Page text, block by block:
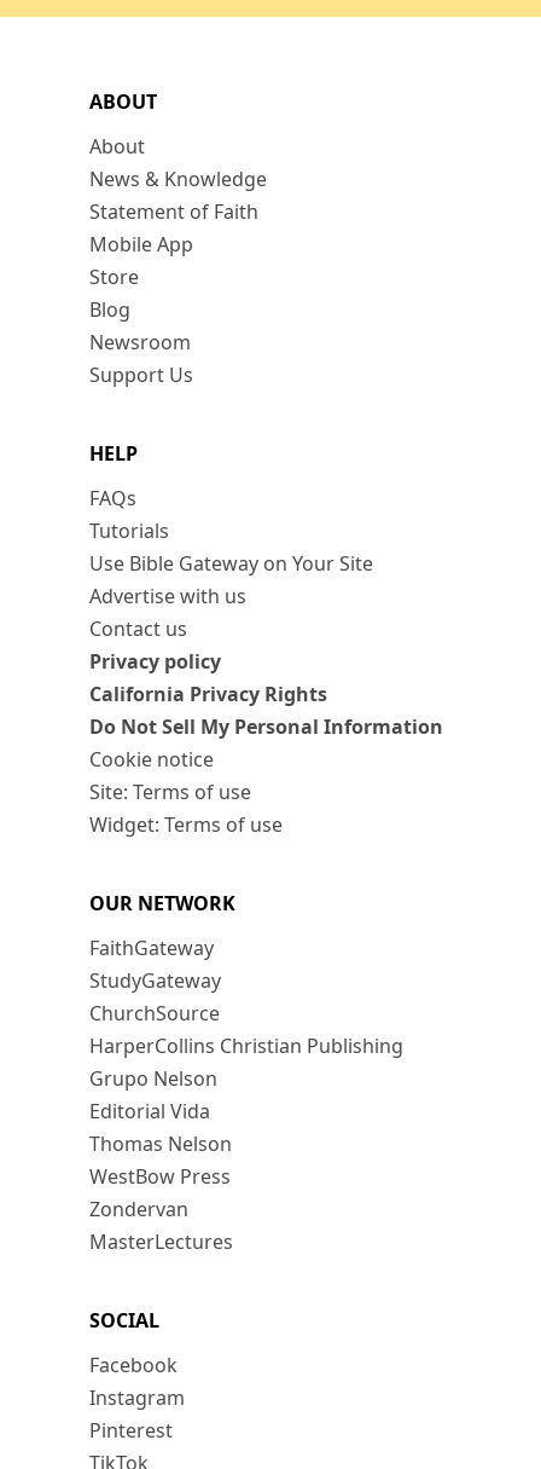
ABOUT
About
News & Knowledge
Statement of Faith
Mobile App
Store
Blog
Newsroom
Support Us
HELP
FAQs
Tutorials
Use Bible Gateway on Your Site
Advertise with us
Contact us
Privacy policy
California Privacy Rights
Do Not Sell My Personal Information
Cookie notice
Site: Terms of use
Widget: Terms of use
OUR NETWORK
FaithGateway
StudyGateway
ChurchSource
HarperCollins Christian Publishing
Grupo Nelson
Editorial Vida
Thomas Nelson
WestBow Press
Zondervan
MasterLectures
SOCIAL
Facebook
Instagram
Pinterest
TikTok